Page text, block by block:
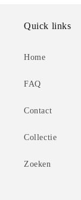
Quick links
Home
FAQ
Contact
Collectie
Zoeken